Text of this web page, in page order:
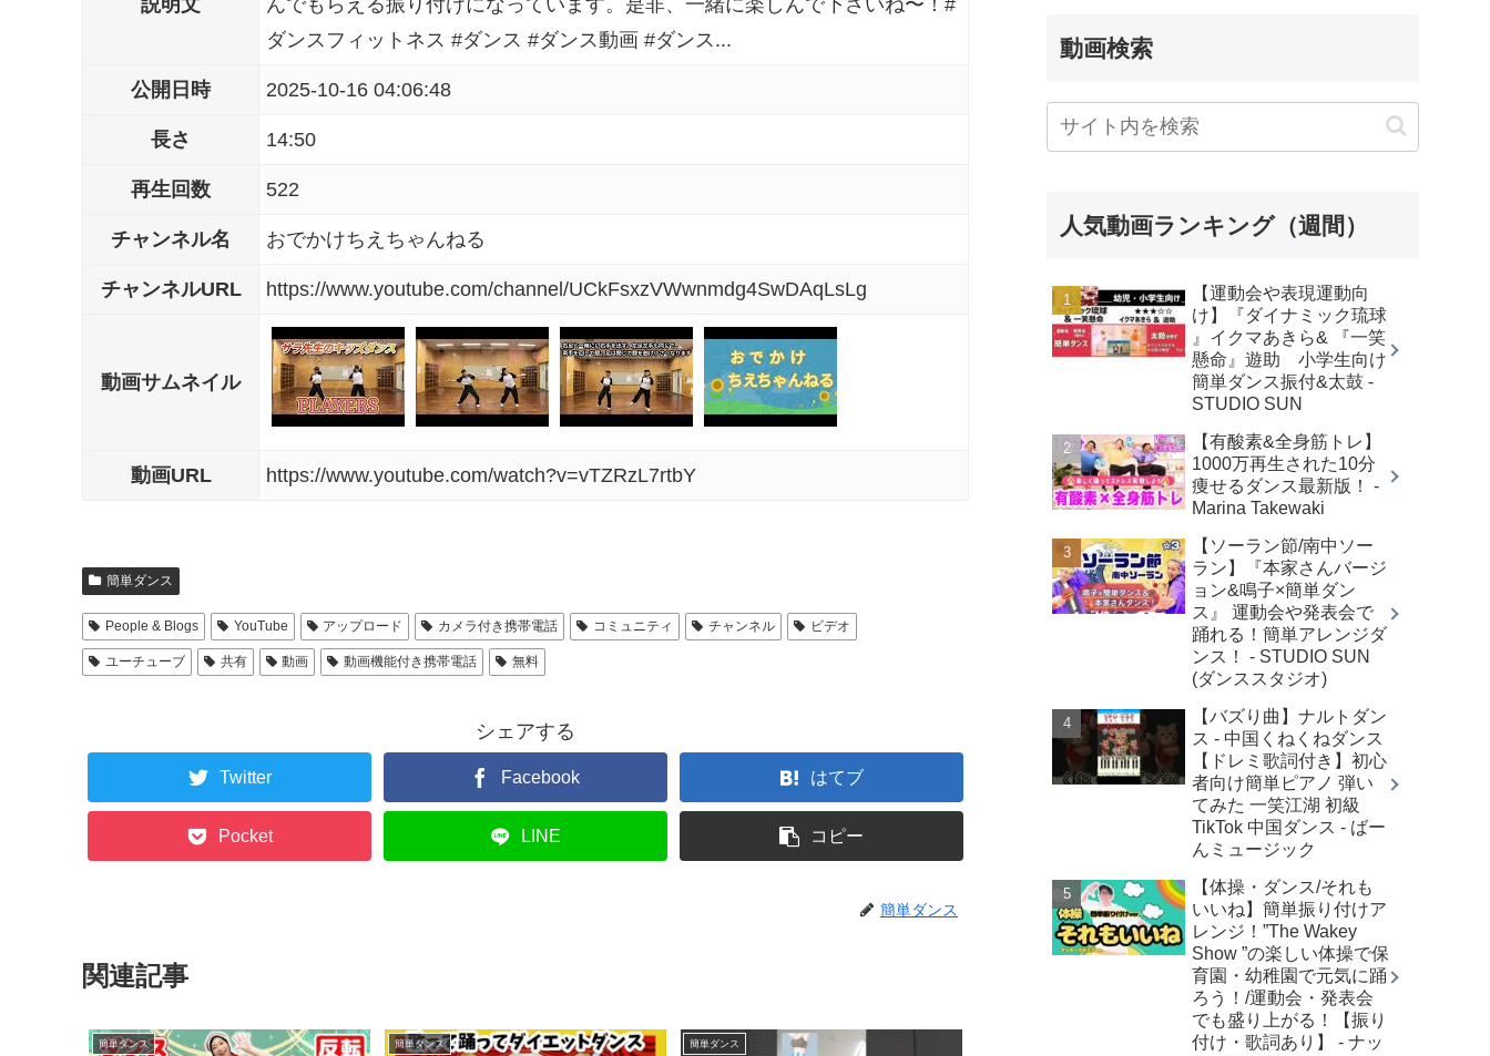
説明文
んでもらえる振り付けになっています。是非、一緒に楽しんで下さいね〜！#
ダンスフィットネス #ダンス #ダンス動画 #ダンス...
公開日時 2025-10-16 04:06:48
長さ 14:50
再生回数 522
チャンネル名 おでかけちえちゃんねる
チャンネルURL https://www.youtube.com/channel/UCkFsxzVWwnmdg4SwDAqLsLg
動画サムネイル
動画URL https://www.youtube.com/watch?v=vTZRzL7rtbY
簡単ダンス
People & Blogs YouTube アップロード カメラ付き携帯電話 コミュニティ チャンネル ビデオ
ユーチューブ 共有 動画 動画機能付き携帯電話 無料
シェアする
Twitter Facebook はてブ
Pocket LINE コピー
簡単ダンス
関連記事
簡単ダンス 簡単ダンス 簡単ダンス
動画検索
人気動画ランキング（週間）
【運動会や表現運動向
け】『ダイナミック琉球
』イクマあきら& 『一笑
懸命』遊助 小学生向け
簡単ダンス振付&太鼓 -
STUDIO SUN
【有酸素&全身筋トレ】
1000万再生された10分
痩せるダンス最新版！ -
Marina Takewaki
【ソーラン節/南中ソー
ラン】『本家さんバージ
ョン&鳴子×簡単ダン
ス』 運動会や発表会で
踊れる！簡単アレンジダ
ンス！ - STUDIO SUN
(ダンススタジオ)
【バズり曲】ナルトダン
ス - 中国くねくねダンス
【ドレミ歌詞付き】初心
者向け簡単ピアノ 弾い
てみた 一笑江湖 初級
TikTok 中国ダンス - ばー
んミュージック
【体操・ダンス/それも
いいね】簡単振り付けア
レンジ！”The Wakey
Show ”の楽しい体操で保
育園・幼稚園で元気に踊
ろう！/運動会・発表会
でも盛り上がる！【振り
付け・歌詞あり】 - ナッ